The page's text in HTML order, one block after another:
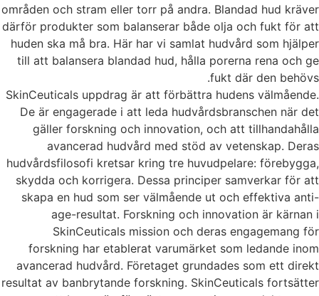
områden och stram eller torr på andra. Blandad hud kräver
därför produkter som balanserar både olja och fukt för att
huden ska må bra. Här har vi samlat hudvård som hjälper
till att balansera blandad hud, hålla porerna rena och ge
fukt där den behövs.
SkinCeuticals uppdrag är att förbättra hudens välmående.
De är engagerade i att leda hudvårdsbranschen när det
gäller forskning och innovation, och att tillhandahålla
avancerad hudvård med stöd av vetenskap. Deras
hudvårdsfilosofi kretsar kring tre huvudpelare: förebygga,
skydda och korrigera. Dessa principer samverkar för att
skapa en hud som ser välmående ut och effektiva anti-
age-resultat. Forskning och innovation är kärnan i
SkinCeuticals mission och deras engagemang för
forskning har etablerat varumärket som ledande inom
avancerad hudvård. Företaget grundades som ett direkt
resultat av banbrytande forskning. SkinCeuticals fortsätter